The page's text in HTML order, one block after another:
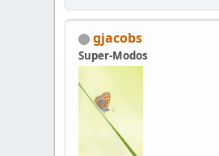
gjacobs
Super-Modos